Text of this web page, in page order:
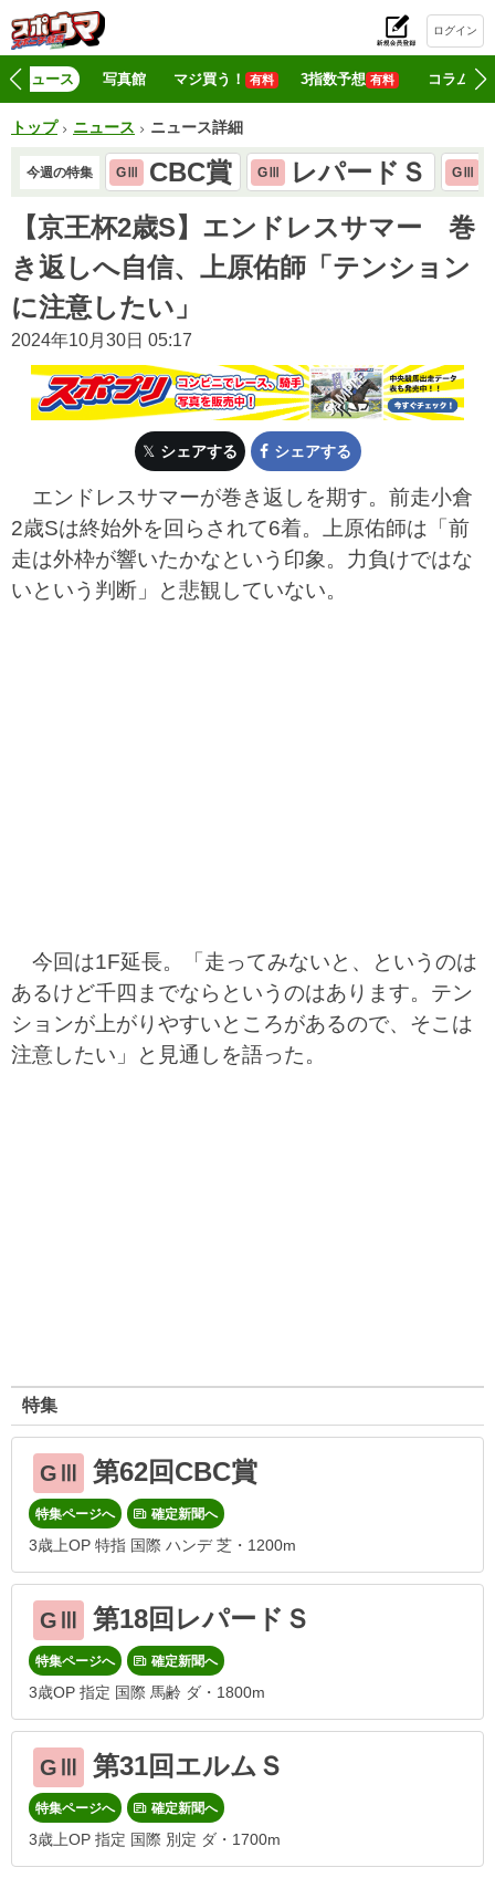
ログイン
ニュース 写真館 マジ買う！ 有料 3指数予想 有料 コラム
トップ ニュース ニュース詳細
今週の特集 GⅢ CBC賞 GⅢ レパードＳ GⅢ
【京王杯2歳S】エンドレスサマー 巻
き返しへ自信、上原佑師「テンション
に注意したい」
2024年10月30日 05:17
シェアする シェアする
エンドレスサマーが巻き返しを期す。前走小倉
2歳Sは終始外を回らされて6着。上原佑師は「前
走は外枠が響いたかなという印象。力負けではな
いという判断」と悲観していない。
今回は1F延長。「走ってみないと、というのは
あるけど千四までならというのはあります。テン
ションが上がりやすいところがあるので、そこは
注意したい」と見通しを語った。
特集
GⅢ 第62回CBC賞
特集ページへ 確定新聞へ
3歳上OP 特指 国際 ハンデ 芝・1200m
GⅢ 第18回レパードＳ
特集ページへ 確定新聞へ
3歳OP 指定 国際 馬齢 ダ・1800m
GⅢ 第31回エルムＳ
特集ページへ 確定新聞へ
3歳上OP 指定 国際 別定 ダ・1700m